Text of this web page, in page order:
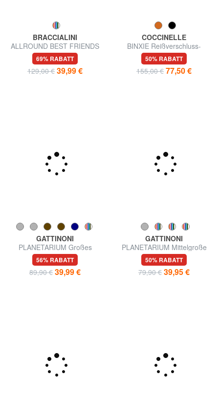
BRACCIALINI
ALLROUND BEST FRIENDS
Kompakte Geldbörse mit
Reißverschluss
69% RABATT
129,00 € 39,99 €
COCCINELLE
BINXIE Reißverschluss-
Geldbörse
50% RABATT
155,00 € 77,50 €
GATTINONI
PLANETARIUM Großes
Portemonnaie mit Rundum-
Reißverschluss
56% RABATT
89,90 € 39,99 €
GATTINONI
PLANETARIUM Mittelgroße
Geldbörse
50% RABATT
79,90 € 39,95 €